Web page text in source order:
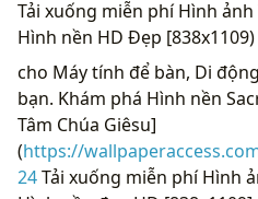
Tải xuống miễn phí Hình ảnh
Hình nền HD Đẹp [838x1109)
cho Máy tính để bàn, Di
bạn. Khám phá Hình nền
Tâm Chúa Giêsu]
(https://
24Tải xuống miễn phí Hình